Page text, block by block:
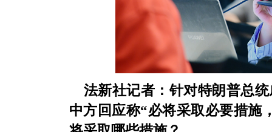
法新社记者：针对特朗普总
中方回应称“必将采取必要措施